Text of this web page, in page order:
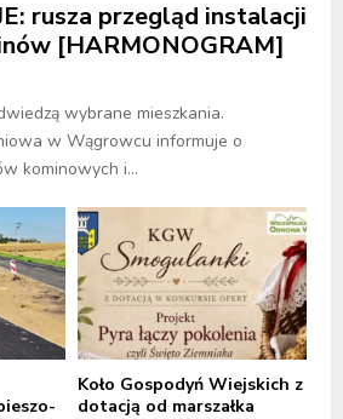
rusza przegląd instalacji
[HARMONOGRAM]
wybrane mieszkania.
w Wągrowcu informuje o
kominowych i...
Koło Gospodyń Wiejskich z
dotacją od marszałka